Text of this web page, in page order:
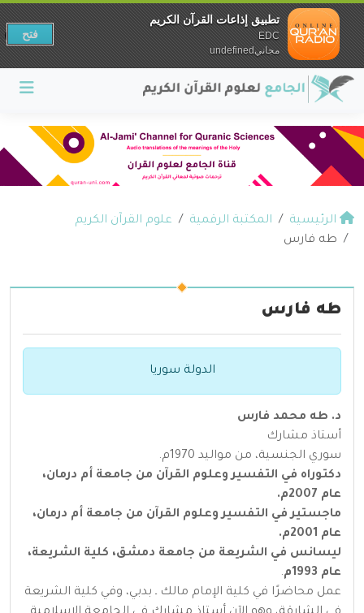
الرئيسية المكتبة الرقمية
علوم القرآن الكريم
طه فارس
طه فارس
الدولة سوريا
د. طه محمد فارس
أستاذ مشارك
سوري الجنسية، من مواليد 1970م.
دكتوراه في التفسير وعلوم القرآن من جامعة أم درمان،
عام 2007م.
ماجستير في التفسير وعلوم القرآن من جامعة أم درمان،
عام 2001م.
ليسانس في الشريعة من جامعة دمشق، كلية الشريعة،
عام 1993م
.
عمل محاضرًا في كلية الإمام مالك ـ بدبي، وفي كلية الشريعة
تطبيق إذاعات القرآن الكريم
EDC
مجانيundefined
فتح